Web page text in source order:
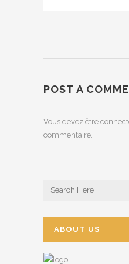
POST A
Vous devez être
commentaire.
ABOUT US